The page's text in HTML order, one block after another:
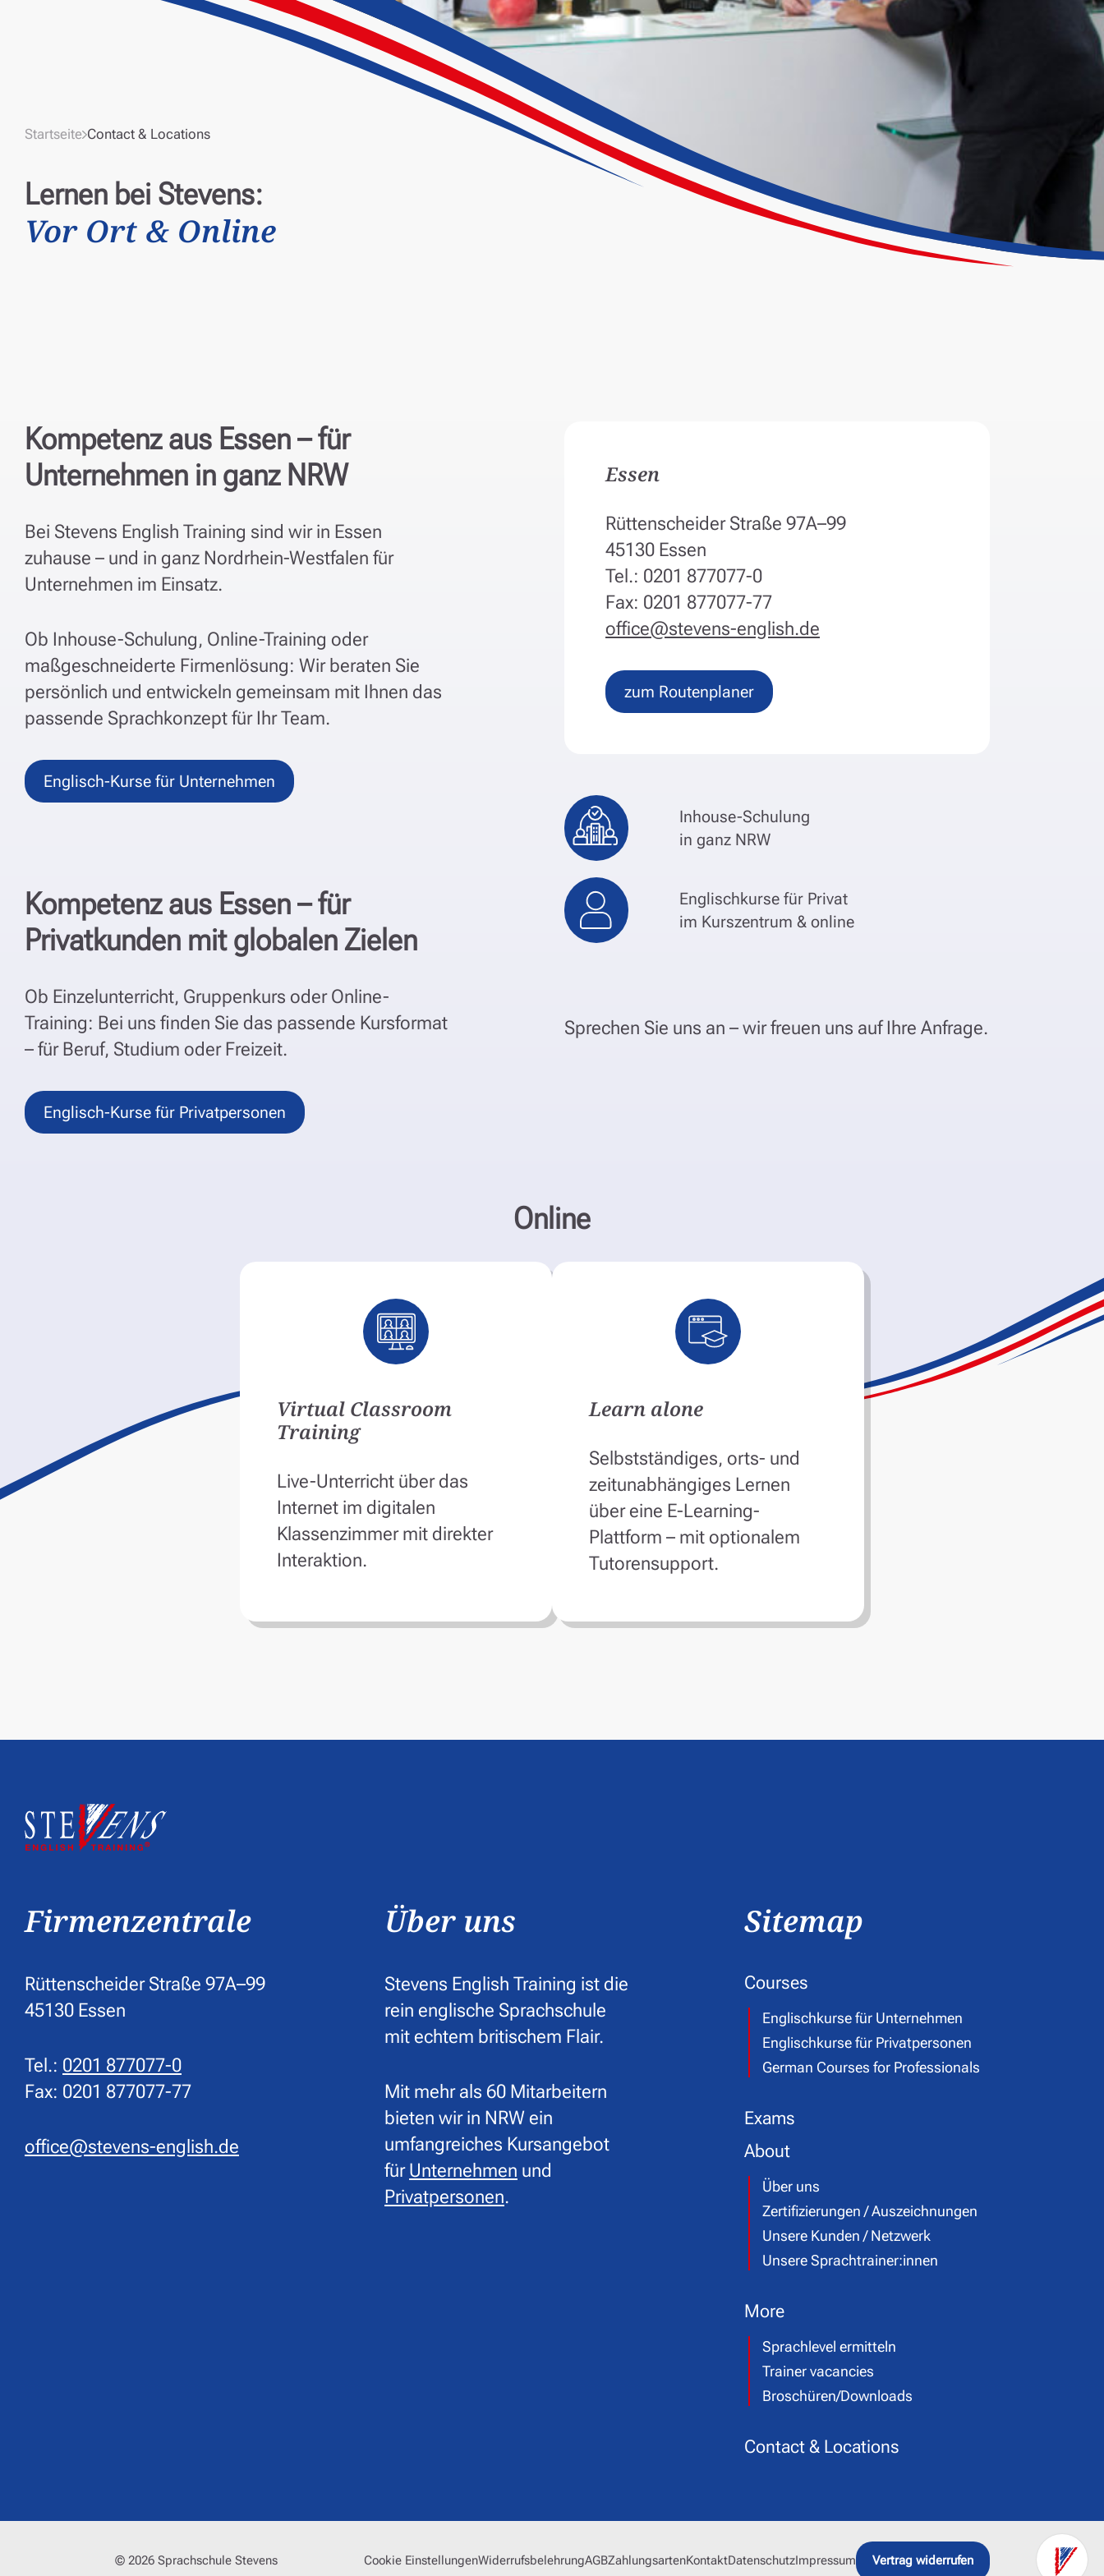
Startseite Contact & Locations
Lernen bei Stevens:
Vor Ort & Online
Kompetenz aus Essen – für
Unternehmen in ganz NRW
Bei Stevens English Training sind wir in Essen
zuhause – und in ganz Nordrhein-Westfalen für
Unternehmen im Einsatz.
Ob Inhouse-Schulung, Online-Training oder
maßgeschneiderte Firmenlösung: Wir beraten Sie
persönlich und entwickeln gemeinsam mit Ihnen das
passende Sprachkonzept für Ihr Team.
Englisch-Kurse für Unternehmen
Kompetenz aus Essen – für
Privatkunden mit globalen Zielen
Ob Einzelunterricht, Gruppenkurs oder Online-
Training: Bei uns finden Sie das passende Kursformat
– für Beruf, Studium oder Freizeit.
Englisch-Kurse für Privatpersonen
Essen
Rüttenscheider Straße 97A–99
45130 Essen
Tel.: 0201 877077-0
Fax: 0201 877077-77
office@stevens-english.de
zum Routenplaner
Inhouse-Schulung
in ganz NRW
Englischkurse für Privat
im Kurszentrum & online
Sprechen Sie uns an – wir freuen uns auf Ihre Anfrage.
Online
Virtual Classroom
Training
Live-Unterricht über das
Internet im digitalen
Klassenzimmer mit direkter
Interaktion.
Learn alone
Selbstständiges, orts- und
zeitunabhängiges Lernen
über eine E-Learning-
Plattform – mit optionalem
Tutorensupport.
Firmenzentrale
Rüttenscheider Straße 97A–99
45130 Essen
Tel.: 0201 877077-0
Fax: 0201 877077-77
office@stevens-english.de
Über uns
Stevens English Training ist die
rein englische Sprachschule
mit echtem britischem Flair.
Mit mehr als 60 Mitarbeitern
bieten wir in NRW ein
umfangreiches Kursangebot
fürUnternehmen und
Privatpersonen.
Sitemap
Courses
Englischkurse für Unternehmen
Englischkurse für Privatpersonen
German Courses for Professionals
Exams
About
Über uns
Zertifizierungen / Auszeichnungen
Unsere Kunden / Netzwerk
Unsere Sprachtrainer:innen
More
Sprachlevel ermitteln
Trainer vacancies
Broschüren/Downloads
Contact & Locations
Cookie EinstellungenWiderrufsbelehrungAGBZahlungsartenKontaktDatenschutzImpressum Vertrag widerrufen
© 2026 Sprachschule Stevens